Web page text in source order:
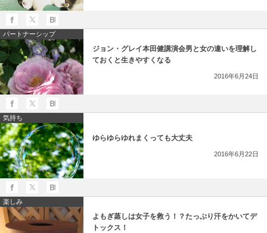
パートナーシップ
ジョン・グレイ本田健講演会男と女の違いを理解し
ておくと生きやすくなる
2016年6月24日
気持ち
ゆらゆらゆれまくっても大丈夫
2016年6月22日
楽しみ
よもぎ蒸しは女子を救う！？たっぷり汗をかいてデ
トックス！